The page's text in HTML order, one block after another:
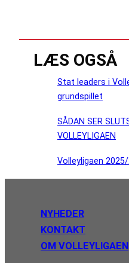
LÆS OGSÅ
Stat leaders i
grundspillet
SÅDAN SER
VOLLEYLIGAEN
Volleyligaen
NYHEDER
KONTAKT
OM VOLLEYLIGAEN